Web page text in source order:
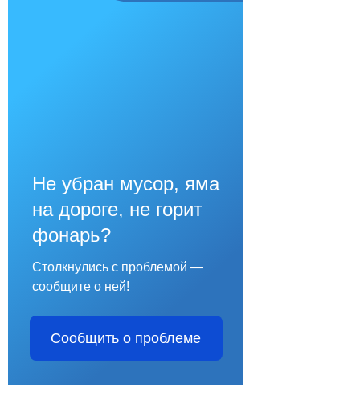
Не убран мусор, яма
на дороге, не горит
фонарь?
Столкнулись с проблемой —
сообщите о ней!
Сообщить о проблеме